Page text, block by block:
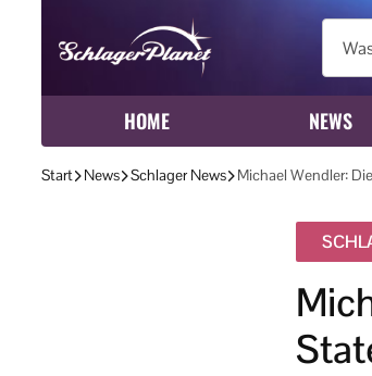
HOME NEWS
Start News Schlager News Michael Wendler: